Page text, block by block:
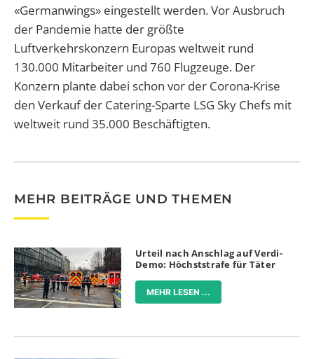
«Germanwings» eingestellt werden. Vor Ausbruch
der Pandemie hatte der größte
Luftverkehrskonzern Europas weltweit rund
130.000 Mitarbeiter und 760 Flugzeuge. Der
Konzern plante dabei schon vor der Corona-Krise
den Verkauf der Catering-Sparte LSG Sky Chefs mit
weltweit rund 35.000 Beschäftigten.
MEHR BEITRÄGE UND THEMEN
Urteil nach Anschlag auf Verdi-
Demo: Höchststrafe für Täter
MEHR LESEN ...